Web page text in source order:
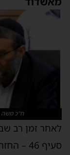
ח"כ משה
זמן רב
סעיף 46 –